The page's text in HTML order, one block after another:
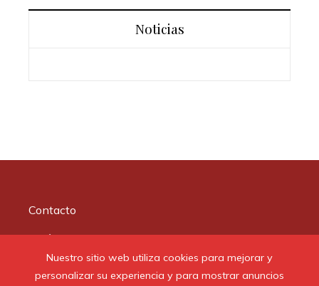
Nuestro sitio web utiliza cookies para mejorar y
personalizar su experiencia y para mostrar anuncios
Noticias
Contacto
Quiénes somos